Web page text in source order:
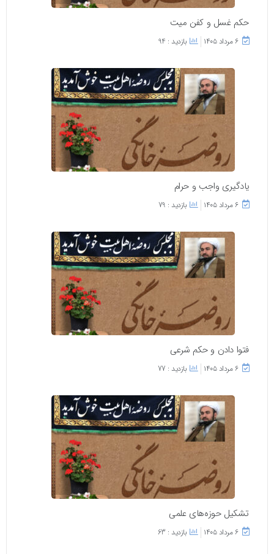
حکم غسل و کفن میت
۶ مرداد ۱۴۰۵ بازدید : 94
یادگیری واجب و حرام
۶ مرداد ۱۴۰۵ بازدید : 79
فتوا دادن و حکم شرعی
۶ مرداد ۱۴۰۵ بازدید : 77
تشکیل حوزه‌های علمی
۶ مرداد ۱۴۰۵ بازدید : 63